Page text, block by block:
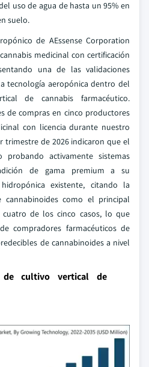
uso de agua de hasta un 95% en
suelo.
de AEssense Corporation
medicinal con certificación
una de las validaciones
tecnología aeropónica dentro del
de cannabis farmacéutico.
de compras en cinco productores
con licencia durante nuestro
trimestre de 2026 indicaron que el
probando activamente sistemas
de gama premium a su
existente, citando la
como el principal
de los cinco casos, lo que
compradores farmacéuticos de
de cannabinoides a nivel
de cultivo vertical de